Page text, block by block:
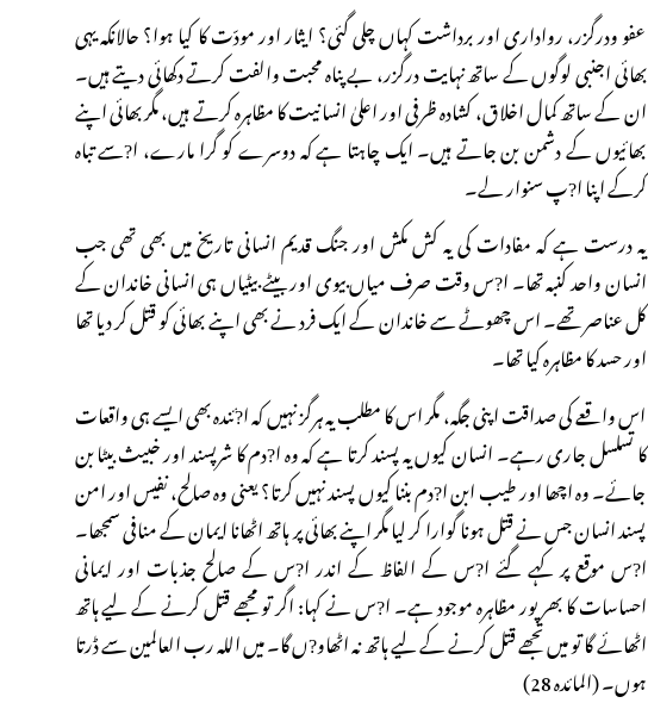
عفو ودرگزر، رواداری اور برداشت کہاں چلی گئی؟ ایثار اور مودّت کا کیا ہوا؟ حالانکہ یہی
بھائی اجنبی لوگوں کے ساتھ نہایت درگزر، بے پناہ محبت والفت کرتے دکھائی دیتے ہیں۔
ان کے ساتھ کمال اخلاق، کشادہ ظرفی اور اعلیٰ انسانیت کا مظاہرہ کرتے ہیں، مگر بھائی اپنے
بھائیوں کے دشمن بن جاتے ہیں۔ ایک چاہتا ہے کہ دوسرے کو گرا مارے، ا?سے تباہ
کرکے اپنا ا?پ سنوار لے۔
یہ درست ہے کہ مفادات کی یہ کش مکش اور جنگ قدیم انسانی تاریخ میں بھی تھی جب
انسان واحد کنبہ تھا۔ ا?س وقت صرف میاں بیوی اور بیٹے بیٹیاں ہی انسانی خاندان کے
کل عناصر تھے۔ اس چھوٹے سے خاندان کے ایک فرد نے بھی اپنے بھائی کو قتل کر دیا تھا
اور حسد کا مظاہرہ کیا تھا۔
اس واقعے کی صداقت اپنی جگہ، مگر اس کا مطلب یہ ہرگز نہیں کہ ا?ئندہ بھی ایسے ہی واقعات
کا تسلسل جاری رہے۔ انسان کیوں یہ پسند کرتا ہے کہ وہ ا?دم کا شرپسند اور خبیث بیٹا بن
جائے۔ وہ اچھا اور طیب ابن ا?دم بننا کیوں پسند نہیں کرتا؟ یعنی وہ صالح، نفیس اور امن
پسند انسان جس نے قتل ہونا گوارا کر لیا مگر اپنے بھائی پر ہاتھ اٹھانا ایمان کے منافی سمجھا۔
ا?س موقع پر کہے گئے ا?س کے الفاظ کے اندر ا?س کے صالح جذبات اور ایمانی
احساسات کا بھرپور مظاہرہ موجود ہے۔ ا?س نے کہا: اگر تو مجھے قتل کرنے کے لیے ہاتھ
اٹھائے گا تو میں تجھے قتل کرنے کے لیے ہاتھ نہ اٹھاو?ں گا۔ میں اللہ رب العالمین سے ڈرتا
ہوں۔ (المائدہ 28)